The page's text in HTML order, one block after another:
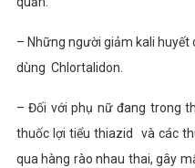
– Những người giảm kali huyết
dùng Chlortalidon.
– Đối với phụ nữ đang trong
thuốc lợi tiểu thiazid và các
qua hàng rào nhau thai, gây